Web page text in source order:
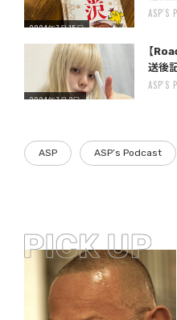
2024年7月15日
ASP’S
Warning : Undefined variable $post_id in
/home/storywriter/storywriter.tokyo/public_html/wp-content/themes/StoryWriter/single.phpon line242
【
送後
2024年7月3日
ASP’S
ASP ASP’s Podcast